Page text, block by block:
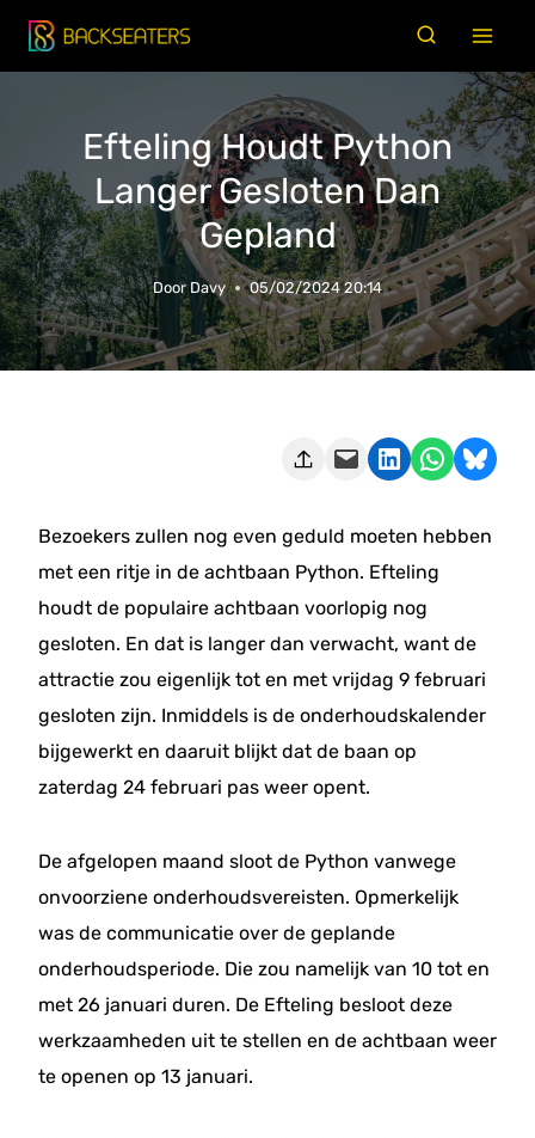
Doorgaan
naar
Efteling Houdt Python
Langer Gesloten Dan
Gepland
Door Davy 05/02/2024 20:14
Deze pagina e-mailen Delen op LinkedIn Delen via WhatsApp Share on Bluesky
Bezoekers zullen nog even geduld moeten hebben
met een ritje in de achtbaan Python. Efteling
houdt de populaire achtbaan voorlopig nog
gesloten. En dat is langer dan verwacht, want de
attractie zou eigenlijk tot en met vrijdag 9 februari
gesloten zijn. Inmiddels is de onderhoudskalender
bijgewerkt en daaruit blijkt dat de baan op
zaterdag 24 februari pas weer opent.
De afgelopen maand sloot de Python vanwege
onvoorziene onderhoudsvereisten. Opmerkelijk
was de communicatie over de geplande
onderhoudsperiode. Die zou namelijk van 10 tot en
met 26 januari duren. De Efteling besloot deze
werkzaamheden uit te stellen en de achtbaan weer
te openen op 13 januari.